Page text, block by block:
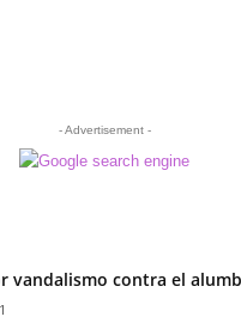
- Advertisement -
vandalismo contra el